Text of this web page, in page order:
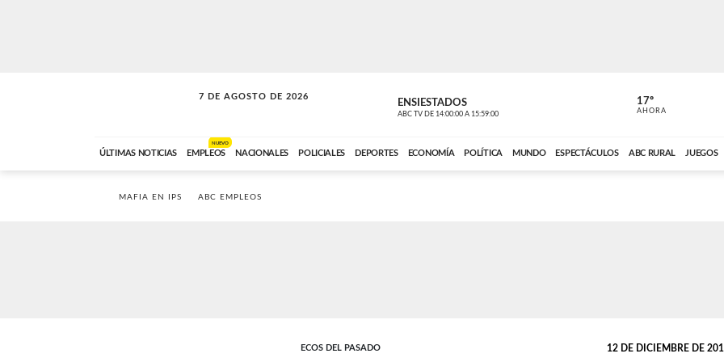
7 DE AGOSTO DE 2026
A DE LA TARDE ENSIESTADOS
ABC TV DE 14:00:00 A 15:59:00 ABC CARDINAL
17º
AHORA
ÚLTIMAS NOTICIAS EMPLEOS
NUEVO
NACIONALES POLICIALES DEPORTES ECONOMÍA POLÍTICA MUNDO ESPECTÁCULOS ABC RURAL JUEGOS
MAFIA EN IPS ABC EMPLEOS
ECOS DEL PASADO 12 DE DICIEMBRE DE